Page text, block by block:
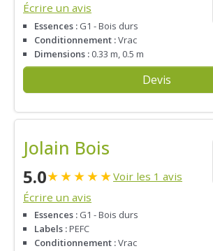
Écrire un avis
Essences : G1 - Bois durs
Conditionnement :Vrac
Dimensions : 0.33 m, 0.5 m
Devis
Jolain Bois
5.0★★★★★Voir les 1 avis
Écrire un avis
Essences : G1 - Bois durs
Labels :PEFC
Conditionnement :Vrac